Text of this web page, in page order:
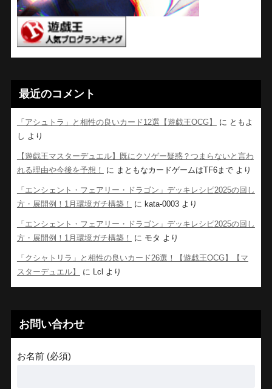
最近のコメント
「アシュトラ」と相性の良いカード12選【遊戯王OCG】 に ともよ
し より
【遊戯王マスターデュエル】既にクソゲー疑惑？つまらないと言わ
れる理由や今後を予想！
に まともなカードゲームはTF6までより
「エンシェント・フェアリー・ドラゴン」デッキレシピ2025の回し
方・展開例！1月環境ガチ構築！
に kata-0003より
「エンシェント・フェアリー・ドラゴン」デッキレシピ2025の回し
方・展開例！1月環境ガチ構築！
に モタ より
「クシャトリラ」と相性の良いカード26選！【遊戯王OCG】【マ
スターデュエル】
に Lcl より
お問い合わせ
お名前 (必須)